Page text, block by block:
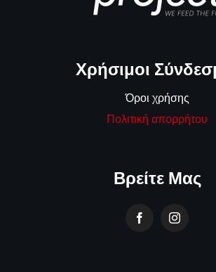
Χρήσιμοι
Όροι χρήσης
Πολιτική απορρήτου
Βρείτε Μας